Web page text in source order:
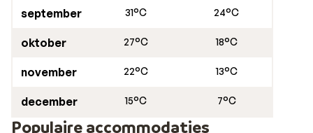
september 31°C 24°C
oktober 27°C 18°C
november 22°C 13°C
december 15°C 7°C
Populaire accommodaties